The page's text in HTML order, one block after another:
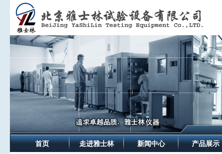
首页 走进雅士林 新闻中心 产品展示